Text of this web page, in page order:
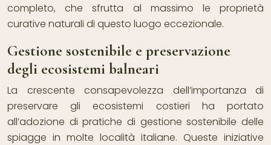
completo, che sfrutta al massimo le proprietà
curative naturali di questo luogo eccezionale.
Gestione sostenibile e preservazione
degli ecosistemi balneari
La crescente consapevolezza dell’importanza di
preservare gli ecosistemi costieri ha portato
all’adozione di pratiche di gestione sostenibile delle
spiagge in molte località italiane. Queste iniziative